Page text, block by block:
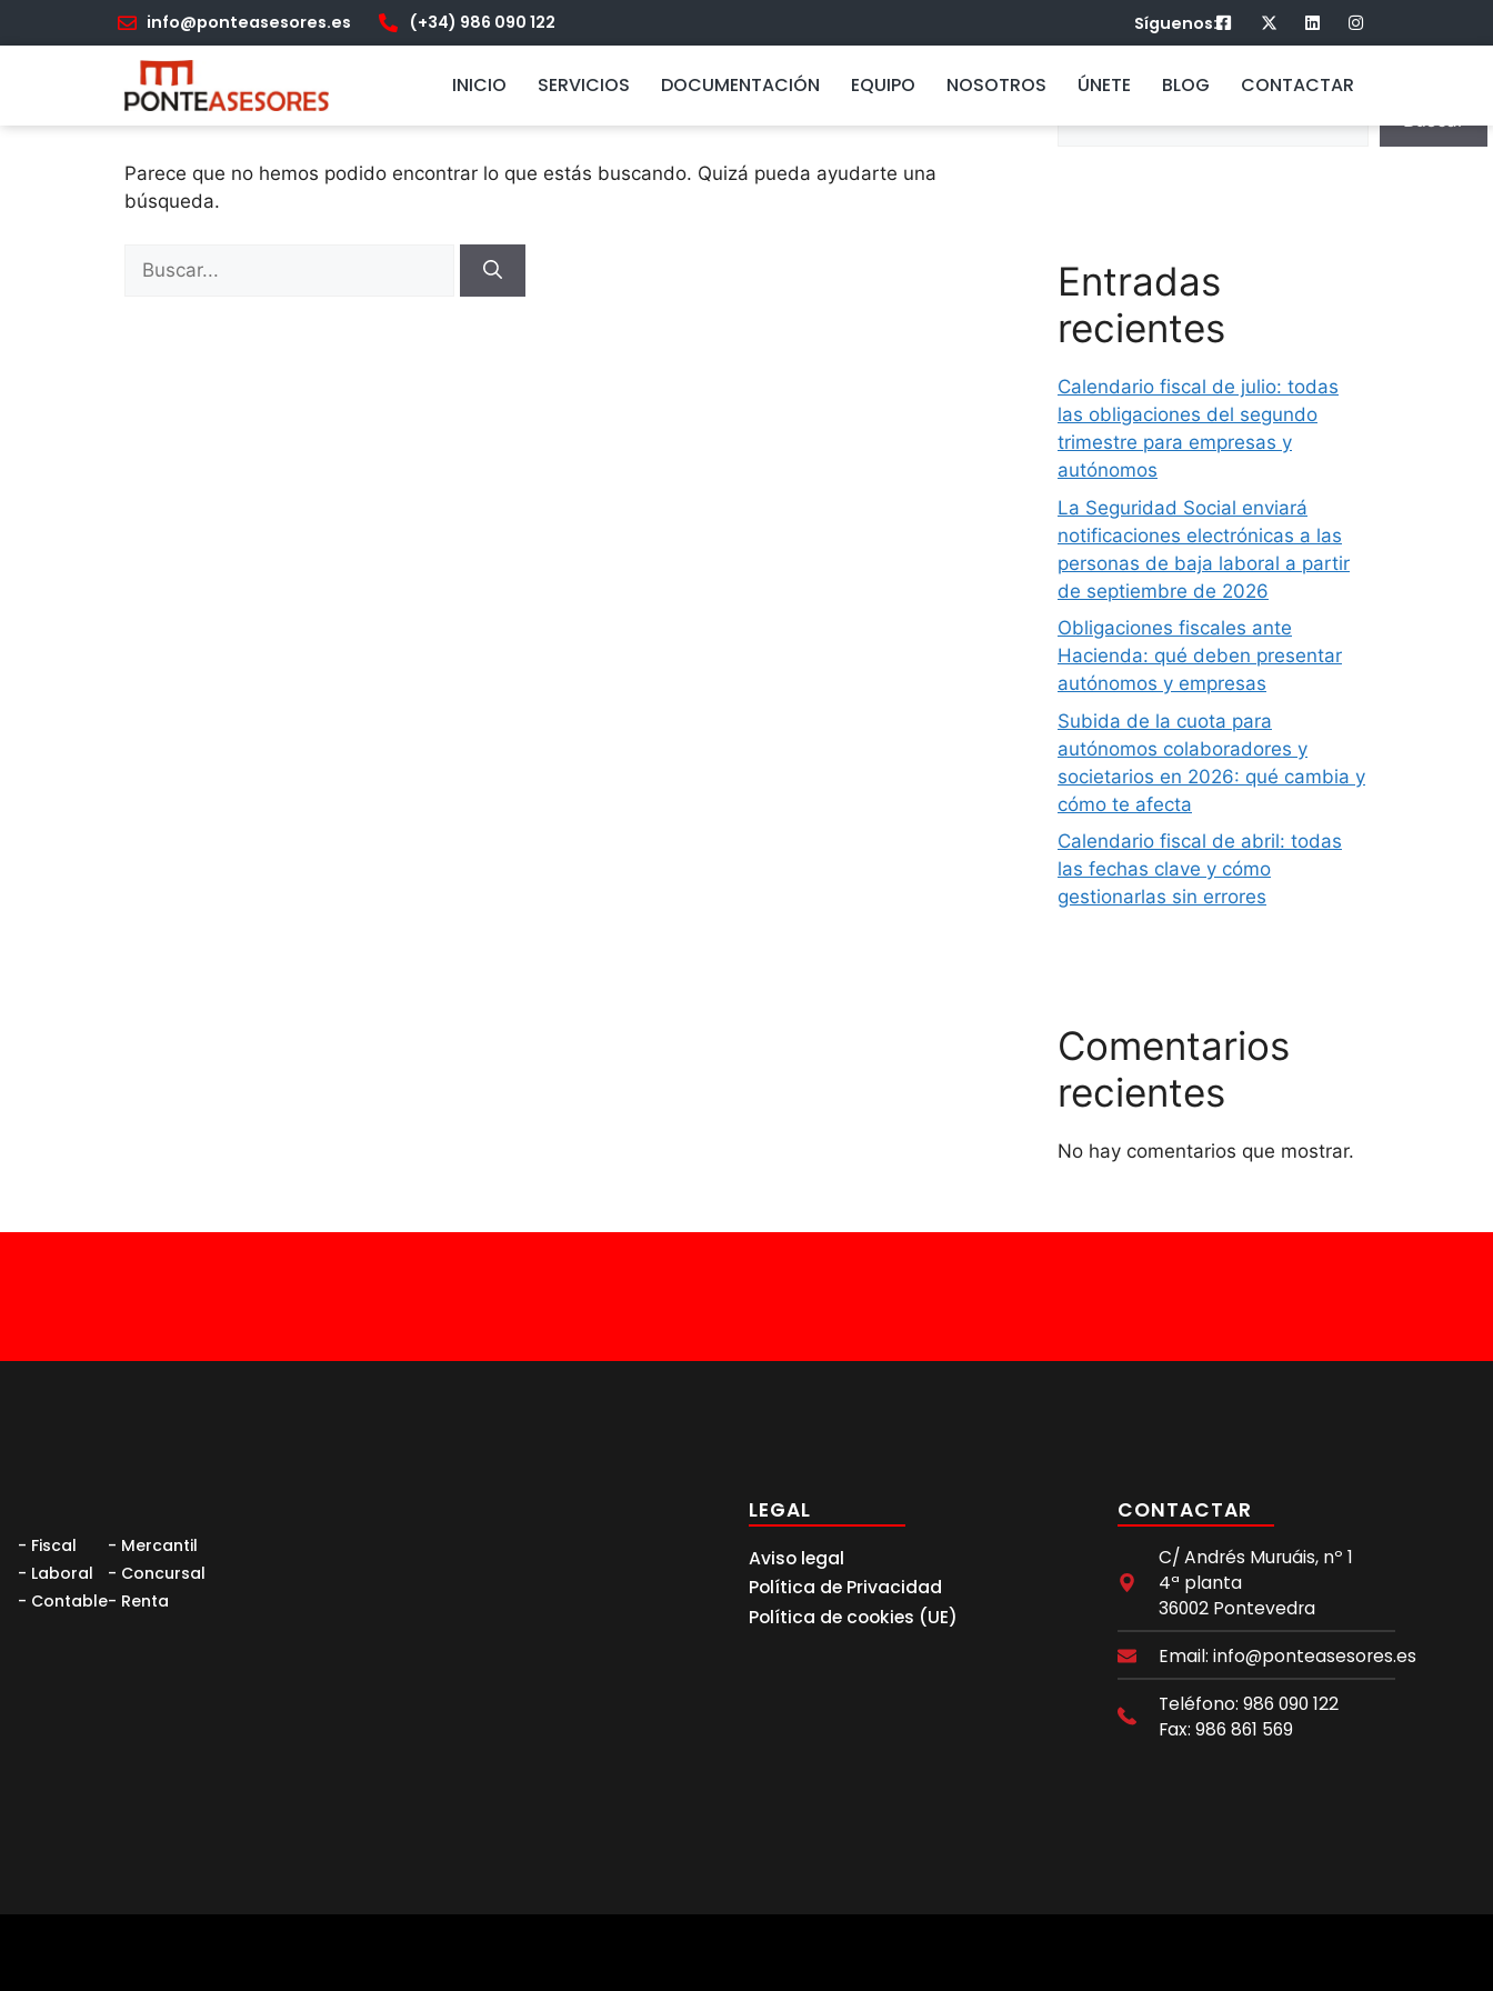
info@ponteasesores.es (+34) 986 090 122 Síguenos:
INICIO SERVICIOS DOCUMENTACIÓN EQUIPO NOSOTROS ÚNETE BLOG CONTACTAR
No se ha encontrado nada
Parece que no hemos podido encontrar lo que estás buscando. Quizá pueda ayudarte una
búsqueda.
Buscar
Buscar
Entradas
recientes
Calendario fiscal de julio: todas
las obligaciones del segundo
trimestre para empresas y
autónomos
La Seguridad Social enviará
notificaciones electrónicas a las
personas de baja laboral a partir
de septiembre de 2026
Obligaciones fiscales ante
Hacienda: qué deben presentar
autónomos y empresas
Subida de la cuota para
autónomos colaboradores y
societarios en 2026: qué cambia y
cómo te afecta
Calendario fiscal de abril: todas
las fechas clave y cómo
gestionarlas sin errores
Comentarios
recientes
No hay comentarios que mostrar.
- Fiscal
- Laboral
- Contable
- Mercantil
- Concursal
- Renta
LEGAL
Aviso legal
Política de Privacidad
Política de cookies (UE)
CONTACTAR
C/ Andrés Muruáis, nº 1
4ª planta
36002 Pontevedra
Email: info@ponteasesores.es
Teléfono: 986 090 122
Fax: 986 861 569